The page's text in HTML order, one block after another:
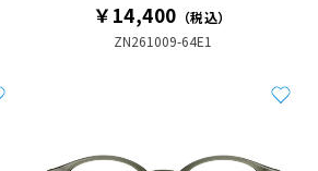
￥14,400 （税込）
ZN261009-64E1